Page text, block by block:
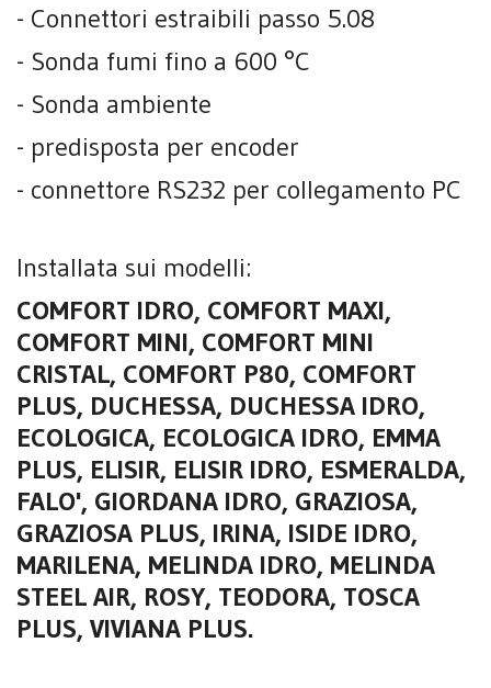
- Connettori estraibili passo 5.08
- Sonda fumi fino a 600 °C
- Sonda ambiente
- predisposta per encoder
- connettore RS232 per collegamento PC
Installata sui modelli:
COMFORT IDRO, COMFORT MAXI,
COMFORT MINI, COMFORT MINI
CRISTAL, COMFORT P80, COMFORT
PLUS, DUCHESSA, DUCHESSA IDRO,
ECOLOGICA, ECOLOGICA IDRO, EMMA
PLUS, ELISIR, ELISIR IDRO, ESMERALDA,
FALO', GIORDANA IDRO, GRAZIOSA,
GRAZIOSA PLUS, IRINA, ISIDE IDRO,
MARILENA, MELINDA IDRO, MELINDA
STEEL AIR, ROSY, TEODORA, TOSCA
PLUS, VIVIANA PLUS.